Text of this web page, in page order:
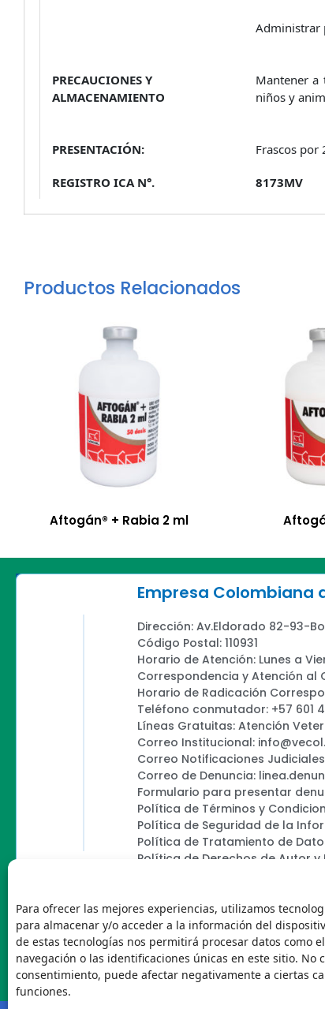
Para ofrecer las mejores experiencias, utilizamos
para almacenar y/o acceder a la información del
de estas tecnologías nos permitirá procesar datos como
navegación o las identificaciones únicas en este sitio. No
consentimiento, puede afectar negativamente a ciertas
funciones.
Administrar
PRECAUCIONES Y
ALMACENAMIENTO
Mantener a
niños y
PRESENTACIÓN: Frascos por
REGISTRO ICA N°. 8173MV
Productos Relacionados
Aftogán® + Rabia 2 ml
Empresa Colombiana
Dirección: Av.Eldorado 82-93-
Código Postal: 110931
Horario de Atención: Lunes a
Correspondencia y Atención al
Horario de Radicación
Teléfono conmutador: +57 601
Líneas Gratuitas: Atención
Correo Institucional:
Correo Notificaciones
Correo de Denuncia:
Formulario para presentar
Política de Términos y
Política de Seguridad de la
Política de Tratamiento de
Política de Derechos de Autor